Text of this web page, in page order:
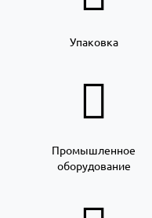
Упаковка
Промышленное
оборудование